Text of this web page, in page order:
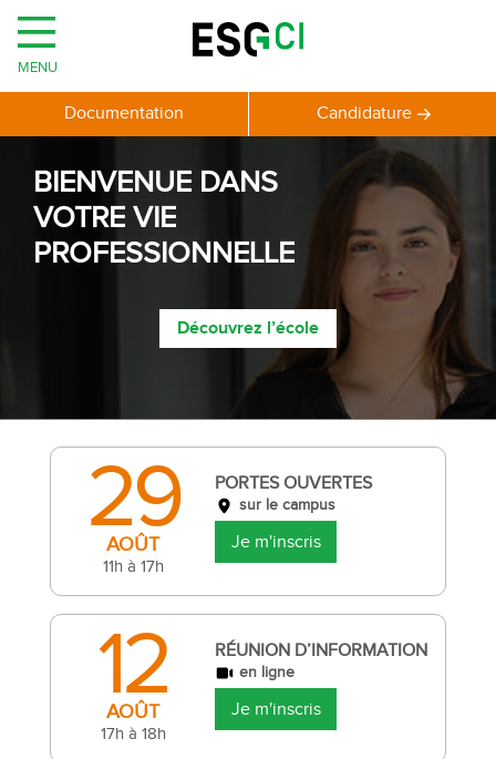
BIENVENUE DANS
VOTRE VIE
PROFESSIONNELLE
Découvrez l’école
29
AOÛT
11h à 17h
PORTES OUVERTES
sur le campus
Je m'inscris
12
AOÛT
17h à 18h
RÉUNION D’INFORMATION
en ligne
Je m'inscris
MENU
Documentation Candidature